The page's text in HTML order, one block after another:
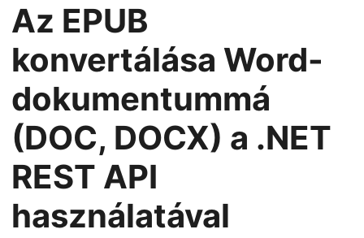
v
i
g
t
i
o
n
Az EPUB
konvertálása Word-
dokumentummá
(DOC, DOCX) a .NET
REST API
használatával